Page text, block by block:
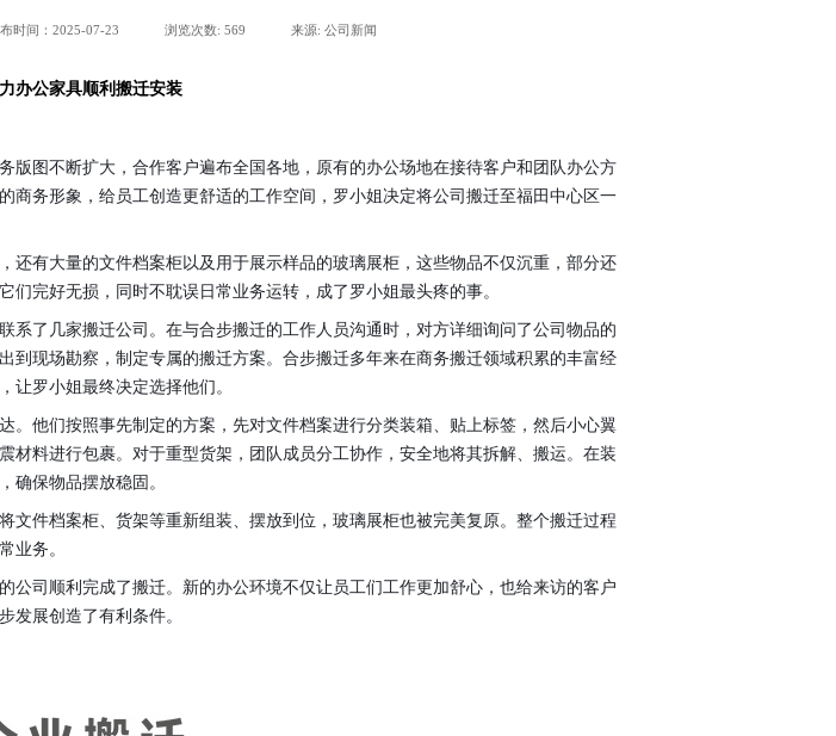
时间：2025-07-23 浏览次数: 569 来源: 公司新闻
办公家具顺利搬迁安装
版图不断扩大，合作客户遍布全国各地，原有的办公场地在接待客户和团队办公方
商务形象，给员工创造更舒适的工作空间，罗小姐决定将公司搬迁至福田中心区一
还有大量的文件档案柜以及用于展示样品的玻璃展柜，这些物品不仅沉重，部分还
们完好无损，同时不耽误日常业务运转，成了罗小姐最头疼的事。
系了几家搬迁公司。在与合步搬迁的工作人员沟通时，对方详细询问了公司物品的
到现场勘察，制定专属的搬迁方案。合步搬迁多年来在商务搬迁领域积累的丰富经
让罗小姐最终决定选择他们。
。他们按照事先制定的方案，先对文件档案进行分类装箱、贴上标签，然后小心翼
材料进行包裹。对于重型货架，团队成员分工协作，安全地将其拆解、搬运。在装
确保物品摆放稳固。
文件档案柜、货架等重新组装、摆放到位，玻璃展柜也被完美复原。整个搬迁过程
业务。
公司顺利完成了搬迁。新的办公环境不仅让员工们工作更加舒心，也给来访的客户
发展创造了有利条件。